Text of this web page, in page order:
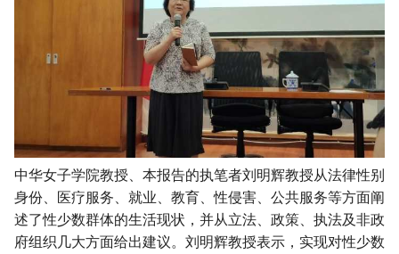
中华女子学院教授、本报告的执笔者刘明辉教授从法律性别
身份、医疗服务、就业、教育、性侵害、公共服务等方面阐
述了性少数群体的生活现状，并从立法、政策、执法及非政
府组织几大方面给出建议。刘明辉教授表示，实现对性少数